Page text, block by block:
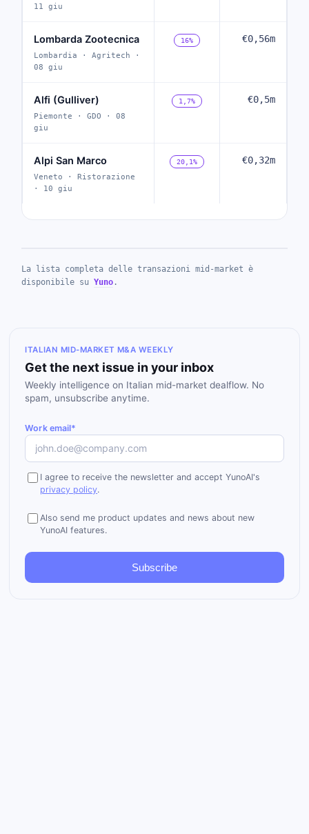
11 giu
Lombarda Zootecnica
Lombardia · Agritech ·
08 giu
16% €0,56m
Alfi (Gulliver)
Piemonte · GDO · 08
giu
1,7% €0,5m
Alpi San Marco
Veneto · Ristorazione
· 10 giu
20,1% €0,32m
La lista completa delle transazioni mid-market è
disponibile su Yuno.
ITALIAN MID-MARKET M&A WEEKLY
Get the next issue in your inbox
Weekly intelligence on Italian mid-market dealflow. No
spam, unsubscribe anytime.
Work email*
I agree to receive the newsletter and accept YunoAI's
privacy policy.
Also send me product updates and news about new
YunoAI features.
Subscribe